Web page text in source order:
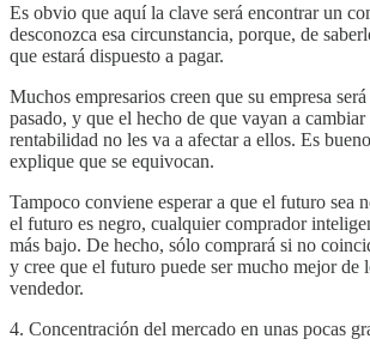
Es obvio que aquí la clave será encontrar un
desconozca esa circunstancia, porque, de
que estará dispuesto a pagar.
Muchos empresarios creen que su empresa
pasado, y que el hecho de que vayan a
rentabilidad no les va a afectar a ellos. Es
explique que se equivocan.
Tampoco conviene esperar a que el futuro sea
el futuro es negro, cualquier comprador
más bajo. De hecho, sólo comprará si no
y cree que el futuro puede ser mucho mejor de
vendedor.
4. Concentración del mercado en unas pocas